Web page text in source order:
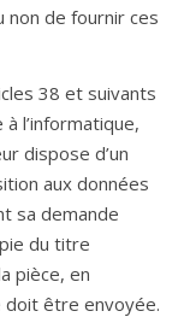
non de fournir ces
38 et suivants
l’informatique,
dispose d’un
aux données
sa demande
du titre
pièce, en
doit être envoyée.